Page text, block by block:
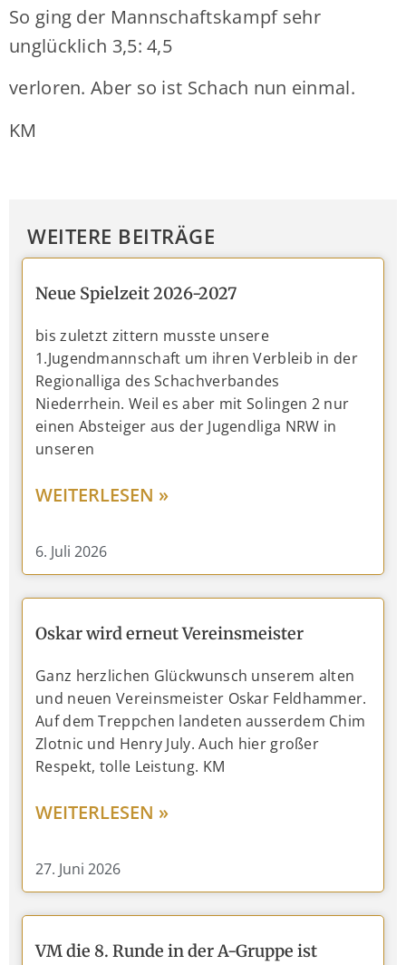
So ging der Mannschaftskampf sehr
unglücklich 3,5: 4,5
verloren. Aber so ist Schach nun einmal.
KM
WEITERE BEITRÄGE
Neue Spielzeit 2026-2027
bis zuletzt zittern musste unsere
1.Jugendmannschaft um ihren Verbleib in der
Regionalliga des Schachverbandes
Niederrhein. Weil es aber mit Solingen 2 nur
einen Absteiger aus der Jugendliga NRW in
unseren
WEITERLESEN »
6. Juli 2026
Oskar wird erneut Vereinsmeister
Ganz herzlichen Glückwunsch unserem alten
und neuen Vereinsmeister Oskar Feldhammer.
Auf dem Treppchen landeten ausserdem Chim
Zlotnic und Henry July. Auch hier großer
Respekt, tolle Leistung. KM
WEITERLESEN »
27. Juni 2026
VM die 8. Runde in der A-Gruppe ist